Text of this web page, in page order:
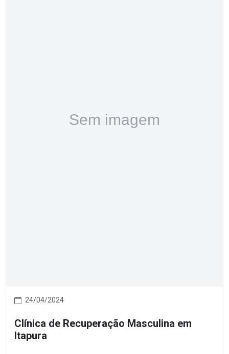
24/04/2024
Clínica de Recuperação Masculina em
Itapura